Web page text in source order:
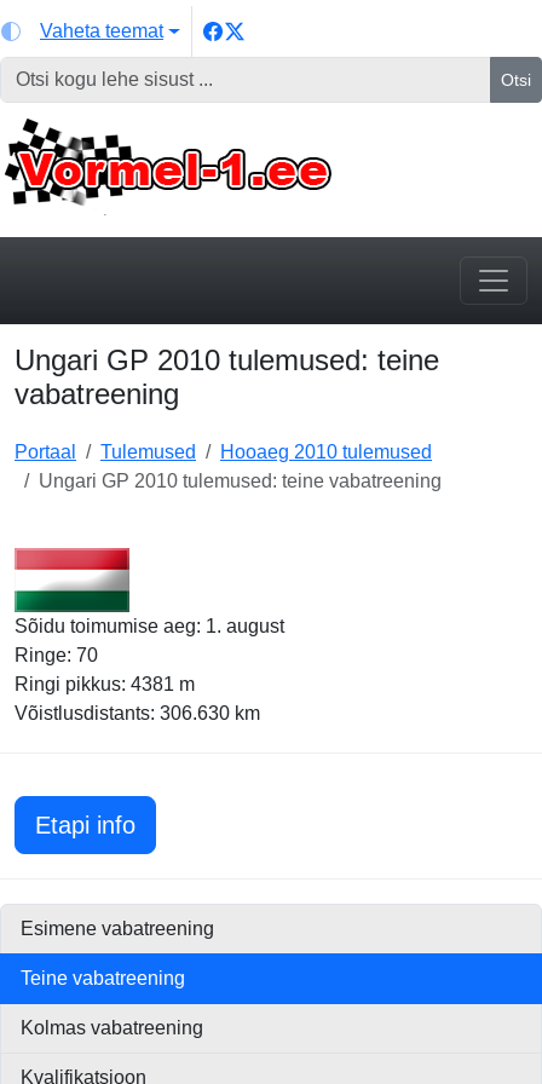
Vaheta teemat
Otsi
Ungari GP 2010 tulemused: teine
vabatreening
Portaal Tulemused
Hooaeg 2010 tulemused
Ungari GP 2010 tulemused: teine vabatreening
Sõidu toimumise aeg: 1. august
Ringe: 70
Ringi pikkus: 4381 m
Võistlusdistants: 306.630 km
Etapi infoUngari GP 2010
Esimene vabatreening
Teine vabatreening
Kolmas vabatreening
Kvalifikatsioon